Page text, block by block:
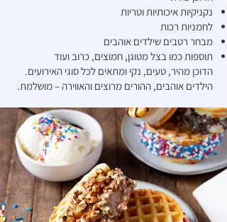
נקניקיות איכותיות וטריות
לחמניות רכות
מבחר רטבים שילדים אוהבים
תוספות כמו בצל מטוגן, חמוצים, כרוב ועוד
הדוכן מהיר, טעים, נקי ומתאים לכל סוגי האירועים.
הילדים אוהבים, ההורים מרוצים והאווירה – מושלמת.